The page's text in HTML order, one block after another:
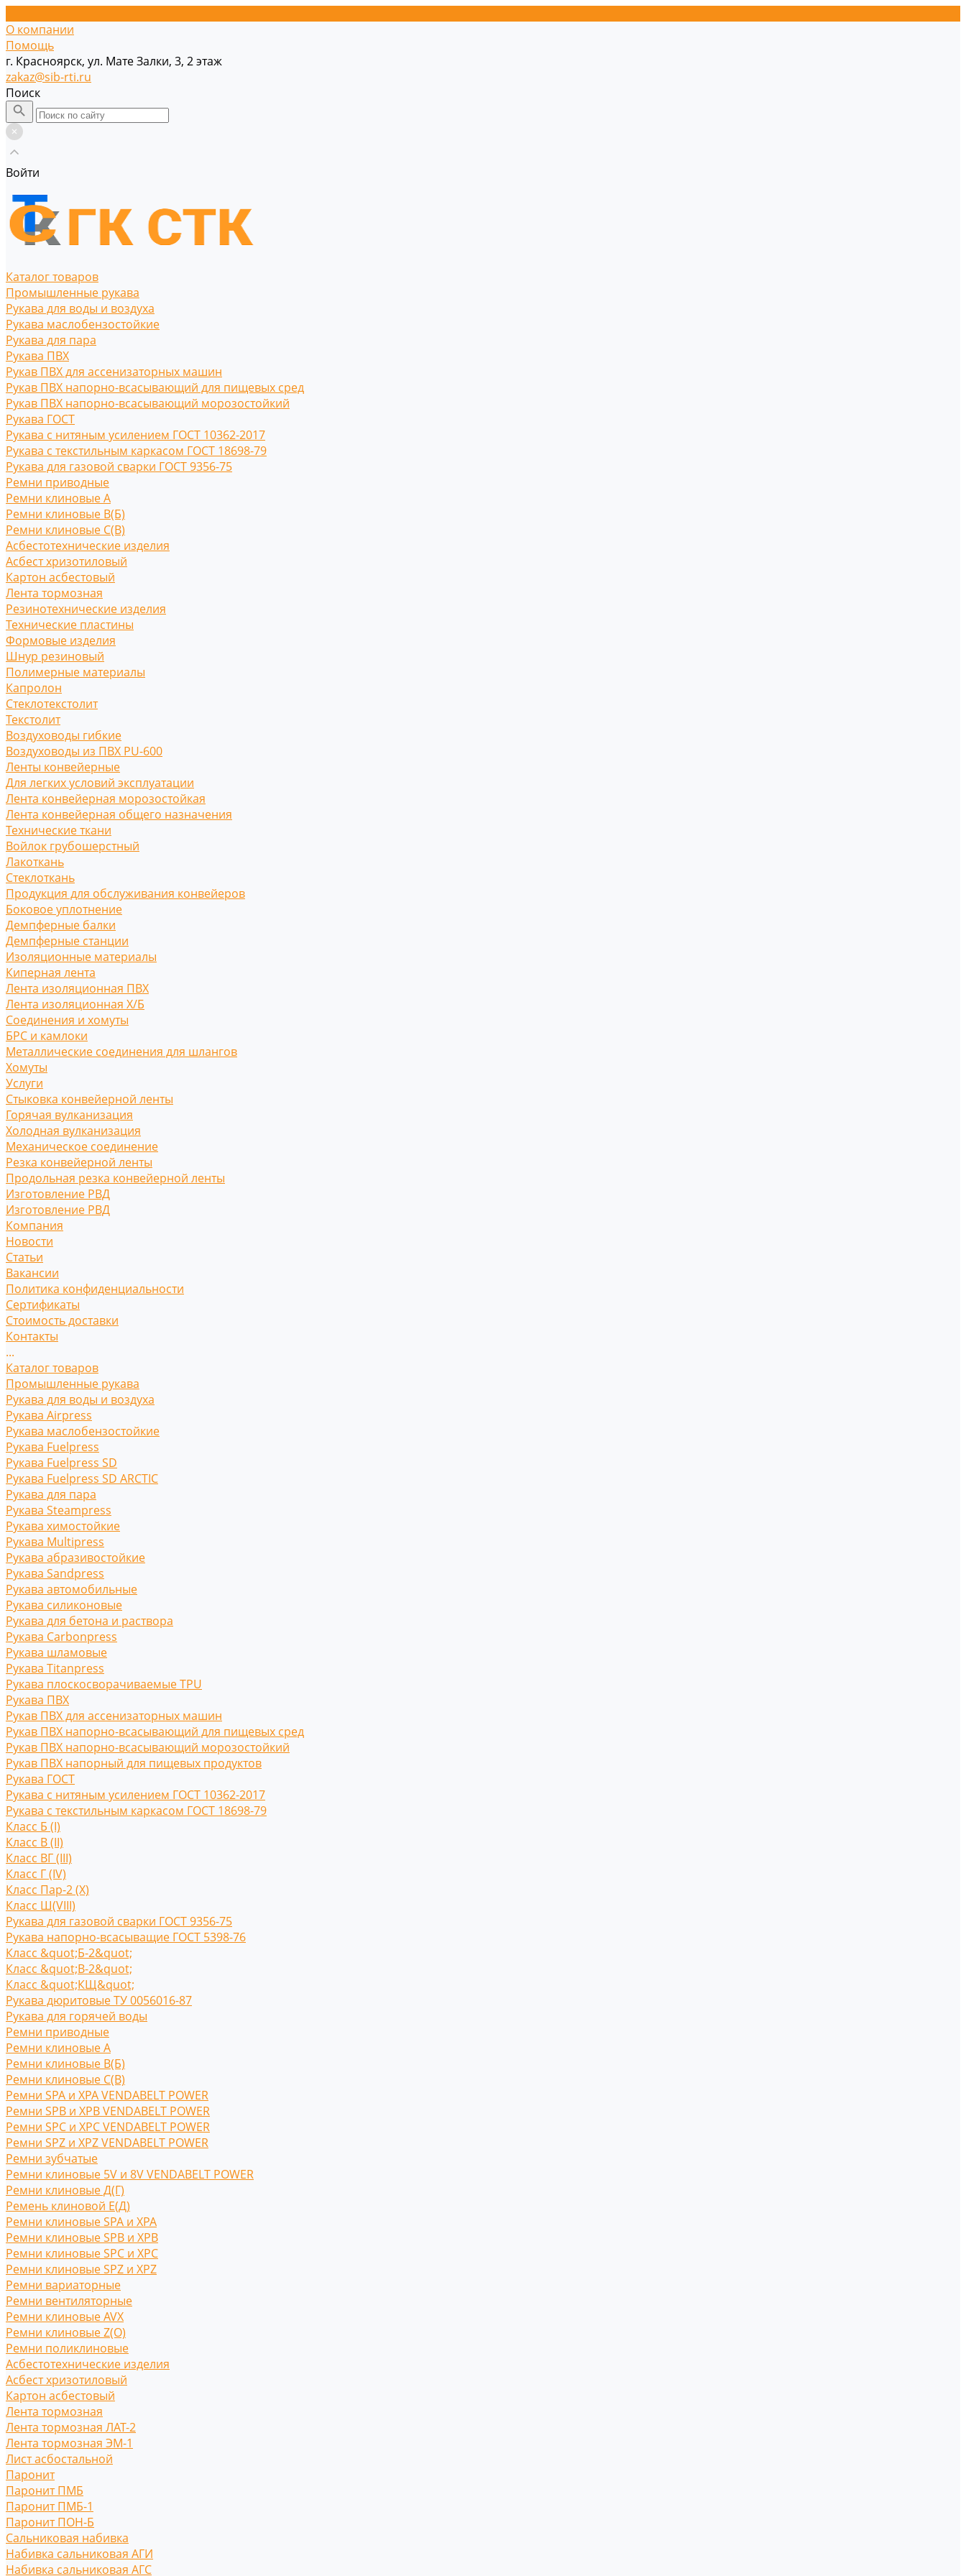
О компании
Помощь
г. Красноярск, ул. Мате Залки, 3, 2 этаж
zakaz@sib-rti.ru
Поиск
Войти
Каталог товаров
Промышленные рукава
Рукава для воды и воздуха
Рукава маслобензостойкие
Рукава для пара
Рукава ПВХ
Рукав ПВХ для ассенизаторных машин
Рукав ПВХ напорно-всасывающий для пищевых сред
Рукав ПВХ напорно-всасывающий морозостойкий
Рукава ГОСТ
Рукава с нитяным усилением ГОСТ 10362-2017
Рукава с текстильным каркасом ГОСТ 18698-79
Рукава для газовой сварки ГОСТ 9356-75
Ремни приводные
Ремни клиновые A
Ремни клиновые В(Б)
Ремни клиновые С(B)
Асбестотехнические изделия
Асбест хризотиловый
Картон асбестовый
Лента тормозная
Резинотехнические изделия
Технические пластины
Формовые изделия
Шнур резиновый
Полимерные материалы
Капролон
Стеклотекстолит
Текстолит
Воздуховоды гибкие
Воздуховоды из ПВХ PU-600
Ленты конвейерные
Для легких условий эксплуатации
Лента конвейерная морозостойкая
Лента конвейерная общего назначения
Технические ткани
Войлок грубошерстный
Лакоткань
Стеклоткань
Продукция для обслуживания конвейеров
Боковое уплотнение
Демпферные балки
Демпферные станции
Изоляционные материалы
Киперная лента
Лента изоляционная ПВХ
Лента изоляционная Х/Б
Соединения и хомуты
БРС и камлоки
Металлические соединения для шлангов
Хомуты
Услуги
Стыковка конвейерной ленты
Горячая вулканизация
Холодная вулканизация
Механическое соединение
Резка конвейерной ленты
Продольная резка конвейерной ленты
Изготовление РВД
Изготовление РВД
Компания
Новости
Статьи
Вакансии
Политика конфиденциальности
Сертификаты
Стоимость доставки
Контакты
...
Каталог товаров
Промышленные рукава
Рукава для воды и воздуха
Рукава Airpress
Рукава маслобензостойкие
Рукава Fuelpress
Рукава Fuelpress SD
Рукава Fuelpress SD ARCTIC
Рукава для пара
Рукава Steampress
Рукава химостойкие
Рукава Multipress
Рукава абразивостойкие
Рукава Sandpress
Рукава автомобильные
Рукава силиконовые
Рукава для бетона и раствора
Рукава Carbonpress
Рукава шламовые
Рукава Titanpress
Рукава плоскосворачиваемые TPU
Рукава ПВХ
Рукав ПВХ для ассенизаторных машин
Рукав ПВХ напорно-всасывающий для пищевых сред
Рукав ПВХ напорно-всасывающий морозостойкий
Рукав ПВХ напорный для пищевых продуктов
Рукава ГОСТ
Рукава с нитяным усилением ГОСТ 10362-2017
Рукава с текстильным каркасом ГОСТ 18698-79
Класс Б (I)
Класс В (II)
Класс ВГ (III)
Класс Г (IV)
Класс Пар-2 (X)
Класс Ш(VIII)
Рукава для газовой сварки ГОСТ 9356-75
Рукава напорно-всасыващие ГОСТ 5398-76
Класс &quot;Б-2&quot;
Класс &quot;В-2&quot;
Класс &quot;КЩ&quot;
Рукава дюритовые ТУ 0056016-87
Рукава для горячей воды
Ремни приводные
Ремни клиновые A
Ремни клиновые В(Б)
Ремни клиновые С(B)
Ремни SPA и XPA VENDABELT POWER
Ремни SPB и XPB VENDABELT POWER
Ремни SPC и XPC VENDABELT POWER
Ремни SPZ и XPZ VENDABELT POWER
Ремни зубчатые
Ремни клиновые 5V и 8V VENDABELT POWER
Ремни клиновые Д(Г)
Ремень клиновой Е(Д)
Ремни клиновые SPA и XPA
Ремни клиновые SPB и XPB
Ремни клиновые SPC и XPC
Ремни клиновые SPZ и XPZ
Ремни вариаторные
Ремни вентиляторные
Ремни клиновые AVX
Ремни клиновые Z(O)
Ремни поликлиновые
Асбестотехнические изделия
Асбест хризотиловый
Картон асбестовый
Лента тормозная
Лента тормозная ЛАТ-2
Лента тормозная ЭМ-1
Лист асбостальной
Паронит
Паронит ПМБ
Паронит ПМБ-1
Паронит ПОН-Б
Сальниковая набивка
Набивка сальниковая АГИ
Набивка сальниковая АГС